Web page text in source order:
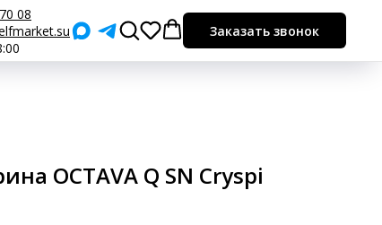
08
Заказать звонок
OCTAVA Q SN Cryspi